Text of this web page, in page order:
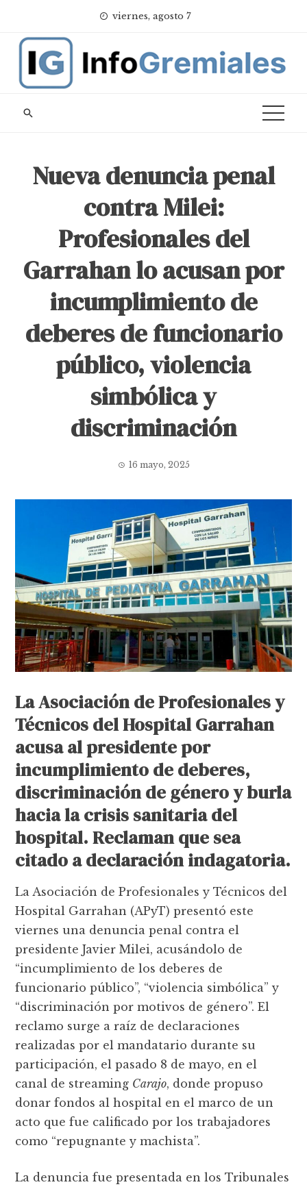
content
viernes, agosto 7
Nueva denuncia penal
contra Milei:
Profesionales del
Garrahan lo acusan por
incumplimiento de
deberes de funcionario
público, violencia
simbólica y
discriminación
16 mayo, 2025
La Asociación de Profesionales y
Técnicos del Hospital Garrahan
acusa al presidente por
incumplimiento de deberes,
discriminación de género y burla
hacia la crisis sanitaria del
hospital. Reclaman que sea
citado a declaración indagatoria.
La Asociación de Profesionales y Técnicos del
Hospital Garrahan (APyT) presentó este
viernes una denuncia penal contra el
presidente Javier Milei, acusándolo de
“incumplimiento de los deberes de
funcionario público”, “violencia simbólica” y
“discriminación por motivos de género”. El
reclamo surge a raíz de declaraciones
realizadas por el mandatario durante su
participación, el pasado 8 de mayo, en el
canal de streaming Carajo, donde propuso
donar fondos al hospital en el marco de un
acto que fue calificado por los trabajadores
como “repugnante y machista”.
La denuncia fue presentada en los Tribunales